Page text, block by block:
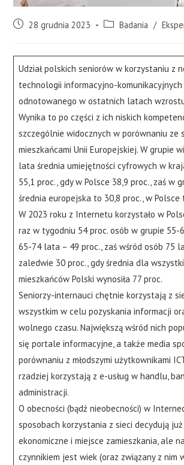
28 grudnia 2023 Badania /
Udział polskich seniorów w korzystaniu z
technologii informacyjno-komunikacyjnych
odnotowanego w ostatnich latach
Wynika to po części z ich niskich
szczególnie widocznych w porównaniu ze
mieszkańcami Unii Europejskiej. W grupie
lata średnia umiejętności cyfrowych w
55,1 proc., gdy w Polsce 38,9 proc., zaś w
średnia europejska to 30,8 proc., w Polsce
W 2023 roku z Internetu korzystało w
raz w tygodniu 54 proc. osób w grupie 55-
65-74 lata – 49 proc., zaś wśród osób 75
zaledwie 30 proc., gdy średnia dla
mieszkańców Polski wynosiła 77 proc.
Seniorzy-internauci chętnie korzystają z
wszystkim w celu pozyskania informacji
wolnego czasu. Największą wśród nich
się portale informacyjne, a także media
porównaniu z młodszymi użytkownikami
rzadziej korzystają z e-usług w handlu,
administracji.
O obecności (bądź nieobecności) w
sposobach korzystania z sieci decydują
ekonomiczne i miejsce zamieszkania, ale
czynnikiem jest wiek (oraz związany z nim